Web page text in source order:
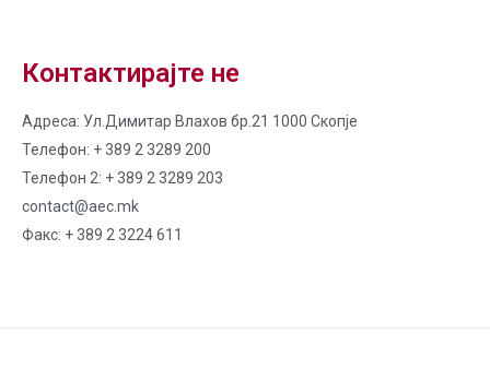
Контактирајте не
Адреса: Ул.Димитар Влахов бр.21 1000 Скопје
Телефон: + 389 2 3289 200
Телефон 2: + 389 2 3289 203
contact@aec.mk
Факс: + 389 2 3224 611